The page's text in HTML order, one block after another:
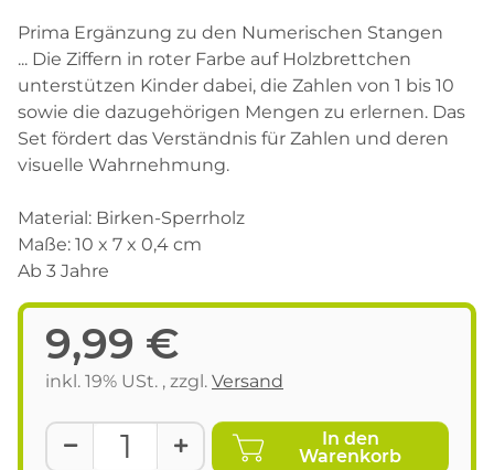
Prima Ergänzung zu den Numerischen Stangen
... Die Ziffern in roter Farbe auf Holzbrettchen
unterstützen Kinder dabei, die Zahlen von 1 bis 10
sowie die dazugehörigen Mengen zu erlernen. Das
Set fördert das Verständnis für Zahlen und deren
visuelle Wahrnehmung.
Material: Birken-Sperrholz
Maße: 10 x 7 x 0,4 cm
Ab 3 Jahre
9,99 €
inkl. 19% USt. , zzgl. Versand
In den
Warenkorb